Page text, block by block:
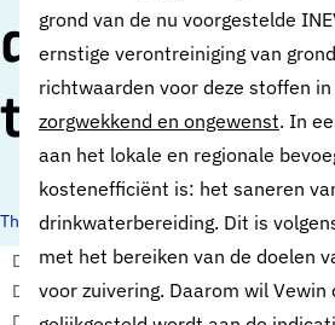
te
Thema's:
Drinkwaterbronnen
Drinkwaterbronnen en ondergrond
grond van de nu voorgestelde
ernstige verontreiniging van
richtwaarden voor deze stoffen
zorgwekkend en ongewenst. In
aan het lokale en regionale
kostenefficiënt is: het saneren
drinkwaterbereiding. Dit is
met het bereiken van de doelen
voor zuivering. Daarom wil